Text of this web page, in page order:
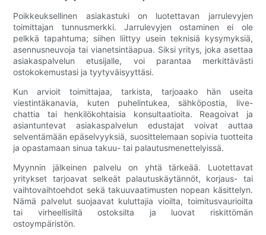
Poikkeuksellinen asiakastuki on luotettavan jarrulevyjen
toimittajan tunnusmerkki. Jarrulevyjen ostaminen ei ole
pelkkä tapahtuma; siihen liittyy usein teknisiä kysymyksiä,
asennusneuvoja tai vianetsintäapua. Siksi yritys, joka asettaa
asiakaspalvelun etusijalle, voi parantaa merkittävästi
ostokokemustasi ja tyytyväisyyttäsi.
Kun arvioit toimittajaa, tarkista, tarjoaako hän useita
viestintäkanavia, kuten puhelintukea, sähköpostia, live-
chattia tai henkilökohtaisia ​​konsultaatioita. Reagoivat ja
asiantuntevat asiakaspalvelun edustajat voivat auttaa
selventämään epäselvyyksiä, suosittelemaan sopivia tuotteita
ja opastamaan sinua takuu- tai palautusmenettelyissä.
Myynnin jälkeinen palvelu on yhtä tärkeää. Luotettavat
yritykset tarjoavat selkeät palautuskäytännöt, korjaus- tai
vaihtovaihtoehdot sekä takuuvaatimusten nopean käsittelyn.
Nämä palvelut suojaavat kuluttajia vioilta, toimitusvaurioilta
tai virheellisiltä ostoksilta ja luovat riskittömän
ostoympäristön.